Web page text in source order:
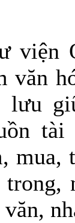
viện
văn
lưu